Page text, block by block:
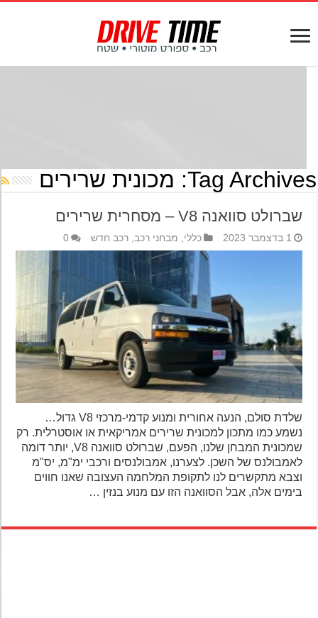
Tag מכונית שרירים
שברולט סוואנה V8 – מסחרית שרירים
1 בדצמבר 2023 כללי,מבחני רכב,רכב חדש 0
שלדת סולם, הנעה אחורית ומנוע קדמי-מרכזי V8 גדול…
נשמע כמו מתכון למכונית שרירים אמריקאית או אוסטרלית. רק
שמכונית המבחן שלנו, הפעם, שברולט סוואנה V8, יותר דומה
לאמבולנס של השכן. לצערנו, אמבולנסים ורכבי ימ"מ, יס"מ
וצבא מתקשרים לנו לתקופת המלחמה העצובה שאנו חווים
בימים אלה, אבל הסוואנה הזו עם מנוע בנזין …